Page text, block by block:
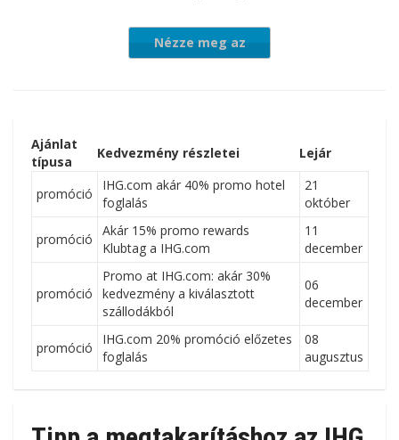
Nézze meg az
Ajánlat
típusa
Kedvezmény részletei Lejár
promóció
IHG.com akár 40% promo hotel
foglalás
21
október
promóció
Akár 15% promo rewards
Klubtag a IHG.com
11
december
promóció
Promo at IHG.com: akár 30%
kedvezmény a kiválasztott
szállodákból
06
december
promóció
IHG.com 20% promóció előzetes
foglalás
08
augusztus